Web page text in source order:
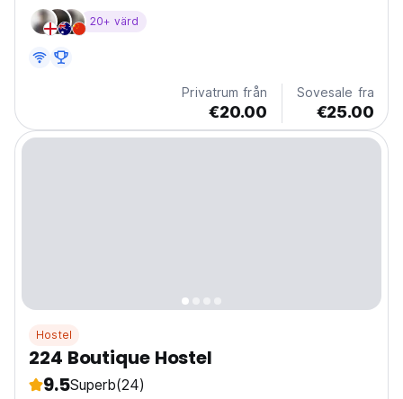
unikt boende
20+ värd
Privatrum från
€20.00
Sovesale fra
€25.00
Hostel
224 Boutique Hostel
9.5Superb(24)